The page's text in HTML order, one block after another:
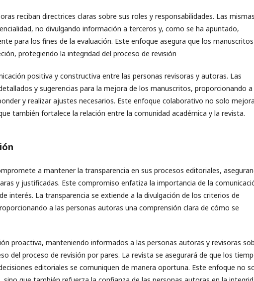
reciban directrices claras sobre sus roles y responsabilidades. Las mismas
no divulgando información a terceros y, como se ha apuntado,
para los fines de la evaluación. Este enfoque asegura que los
protegiendo la integridad del proceso de revisión
positiva y constructiva entre las personas revisoras y autoras. Las
y sugerencias para la mejora de los manuscritos, proporcionando a
y realizar ajustes necesarios. Este enfoque colaborativo no solo
también fortalece la relación entre la comunidad académica y la revista.
a mantener la transparencia en sus procesos editoriales,
y justificadas. Este compromiso enfatiza la importancia de la
interés. La transparencia se extiende a la divulgación de los criterios de
a las personas autoras una comprensión clara de cómo se
proactiva, manteniendo informados a las personas autoras y revisoras
del proceso de revisión por pares. La revista se asegurará de que los
editoriales se comuniquen de manera oportuna. Este enfoque no